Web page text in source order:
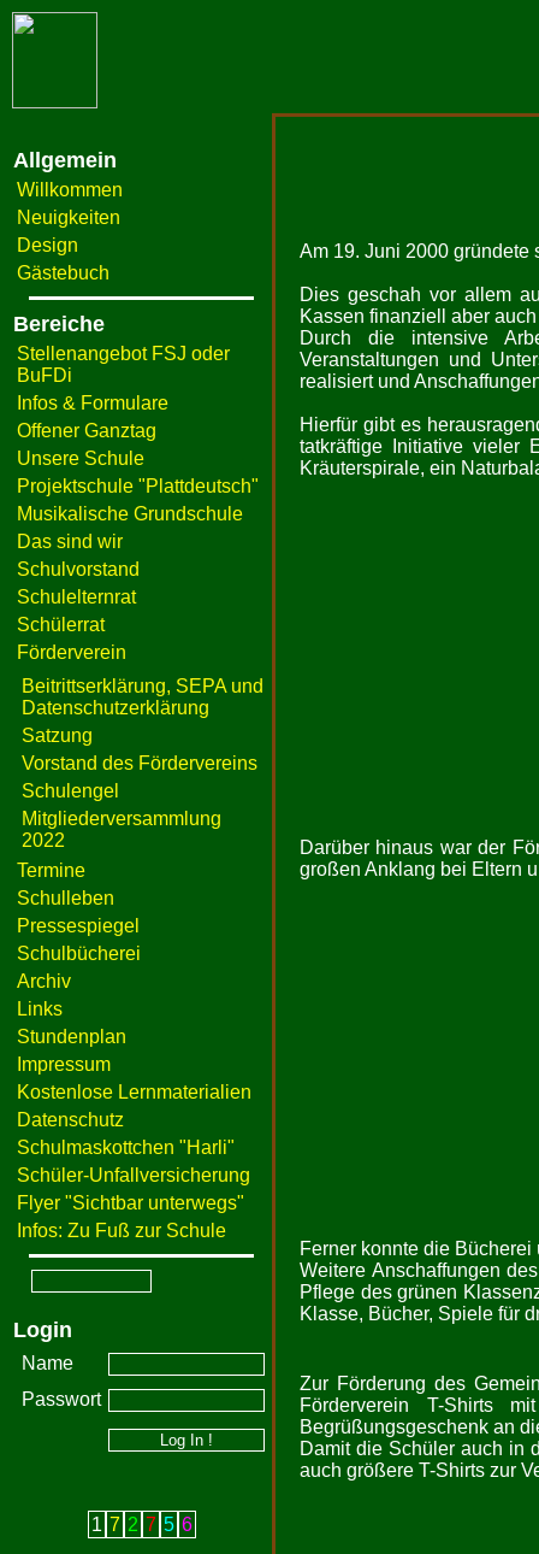
Allgemein
Willkommen
Neuigkeiten
Design
Gästebuch
Bereiche
Stellenangebot FSJ oder
BuFDi
Infos & Formulare
Offener Ganztag
Unsere Schule
Projektschule "Plattdeutsch"
Musikalische Grundschule
Das sind wir
Schulvorstand
Schulelternrat
Schülerrat
Förderverein
Beitrittserklärung, SEPA und
Datenschutzerklärung
Satzung
Vorstand des Fördervereins
Schulengel
Mitgliederversammlung
2022
Termine
Schulleben
Pressespiegel
Schulbücherei
Archiv
Links
Stundenplan
Impressum
Kostenlose Lernmaterialien
Datenschutz
Schulmaskottchen "Harli"
Schüler-Unfallversicherung
Flyer "Sichtbar unterwegs"
Infos: Zu Fuß zur Schule
Login
Name
Passwort
1 7 2 7 5 6
Am 19. Juni 2000 gründete
Dies geschah vor allem
Kassen finanziell aber
Durch die intensive
Veranstaltungen und
realisiert und
Hierfür gibt es
tatkräftige Initiative vieler
Kräuterspirale, ein
Darüber hinaus war der
großen Anklang bei Eltern
Ferner konnte die
Weitere Anschaffungen
Pflege des grünen
Klasse, Bücher, Spiele für
Zur Förderung des
Förderverein T-Shirts
Begrüßungsgeschenk an
Damit die Schüler auch in
auch größere T-Shirts zur